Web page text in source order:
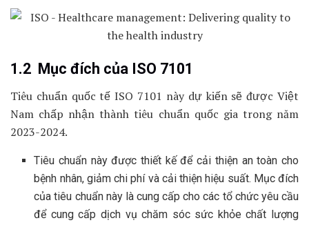
1.2 Mục đích của ISO 7101
Tiêu chuẩn quốc tế ISO 7101 này dự kiến sẽ được Việt
Nam chấp nhận thành tiêu chuẩn quốc gia trong năm
2023-2024.
Tiêu chuẩn này được thiết kế để cải thiện an toàn cho
bệnh nhân, giảm chi phí và cải thiện hiệu suất. Mục đích
của tiêu chuẩn này là cung cấp cho các tổ chức yêu cầu
để cung cấp dịch vụ chăm sóc sức khỏe chất lượng